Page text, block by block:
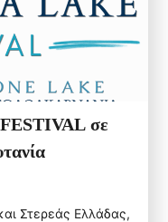
σε
Στερεάς Ελλάδας,